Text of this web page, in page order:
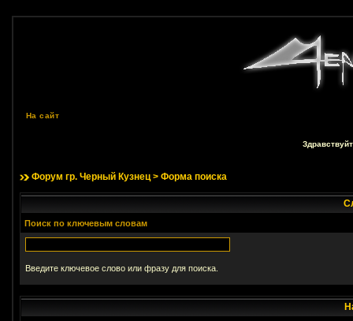
На сайт
Форум гр. Черный Кузнец> Форма поиска
Поиск по ключевым словам
Введите ключевое слово или фразу для поиска.